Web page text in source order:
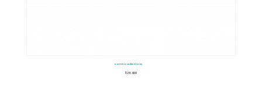
Domino Multicolores
$26.400